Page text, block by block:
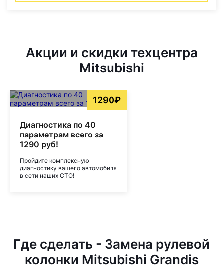
Акции и скидки техцентра
Mitsubishi
1290₽
Диагностика по 40
параметрам всего за
1290 руб!
Пройдите комплексную
диагностику вашего автомобиля
в сети наших СТО!
Где сделать - Замена рулевой
колонки Mitsubishi Grandis